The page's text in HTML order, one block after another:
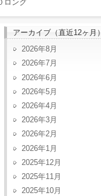
ロング
アーカイブ（直近12ヶ月）
2026年8月
2026年7月
2026年6月
2026年5月
2026年4月
2026年3月
2026年2月
2026年1月
2025年12月
2025年11月
2025年10月